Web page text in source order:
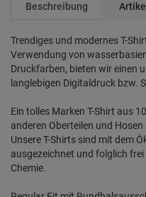
Beschreibung
Trendiges und modernes T-
Verwendung von
Druckfarben, bieten wir einen
langlebigen Digitaldruck bzw.
Ein tolles Marken T-Shirt aus
anderen Oberteilen und
Unsere T-Shirts sind mit dem
ausgezeichnet und folglich
Chemie.